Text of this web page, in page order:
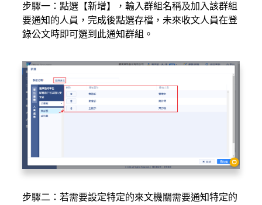
步驟一：點選【新增】，輸入群組名稱及加入該群組
要通知的人員，完成後點選存檔，未來收文人員在登
錄公文時即可選到此通知群組。
步驟二：若需要設定特定的來文機關需要通知特定的